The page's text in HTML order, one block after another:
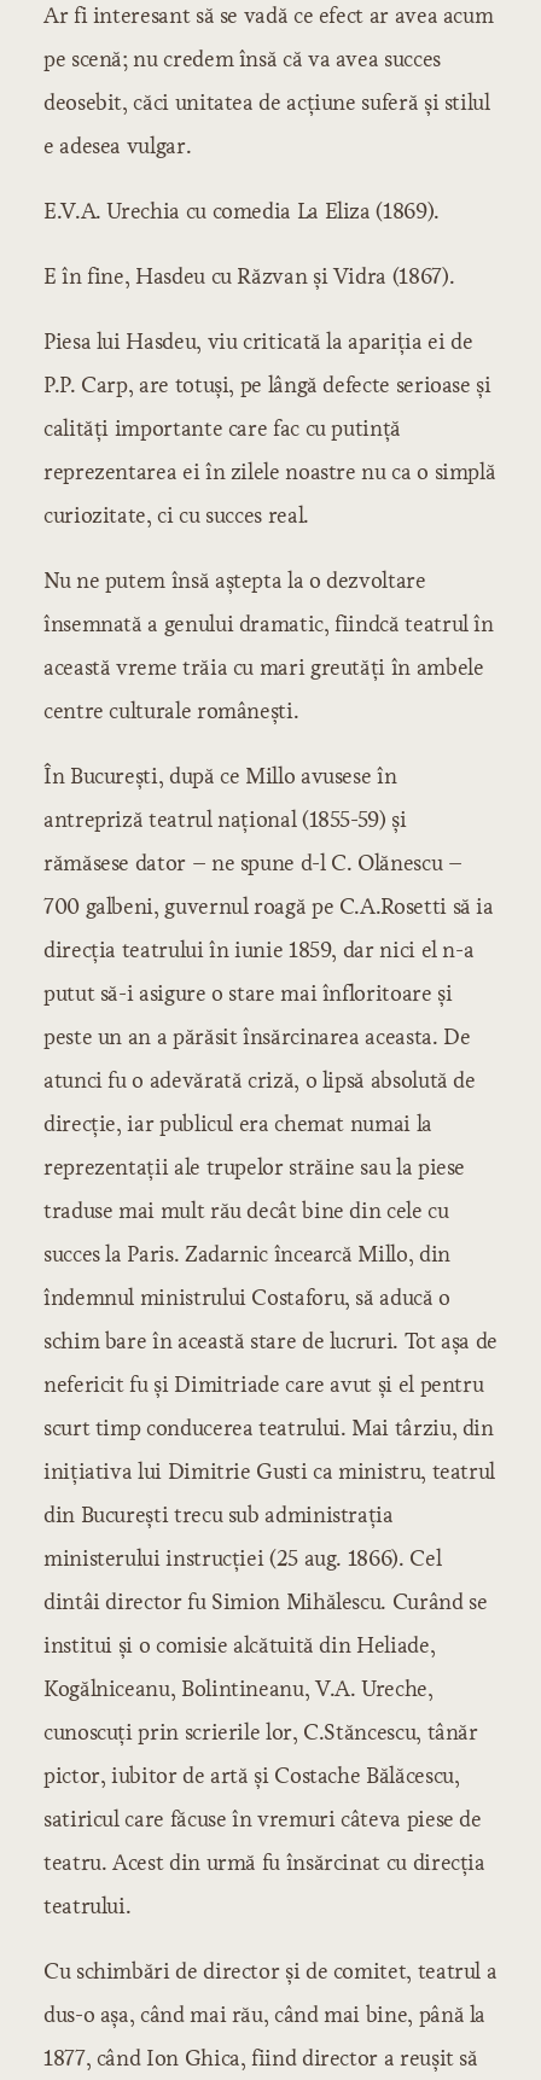
Ar fi interesant să se vadă ce efect ar avea acum
pe scenă; nu credem însă că va avea succes
deosebit, căci unitatea de acţiune suferă şi stilul
e adesea vulgar.
E.V.A. Urechia cu comedia La Eliza (1869).
E în fine, Hasdeu cu Răzvan şi Vidra (1867).
Piesa lui Hasdeu, viu criticată la apariţia ei de
P.P. Carp, are totuşi, pe lângă defecte serioase şi
calităţi importante care fac cu putinţă
reprezentarea ei în zilele noastre nu ca o simplă
curiozitate, ci cu succes real.
Nu ne putem însă aştepta la o dezvoltare
însemnată a genului dramatic, fiindcă teatrul în
această vreme trăia cu mari greutăţi în ambele
centre culturale româneşti.
În Bucureşti, după ce Millo avusese în
antrepriză teatrul naţional (1855-59) şi
rămăsese dator – ne spune d-l C. Olănescu –
700 galbeni, guvernul roagă pe C.A.Rosetti să ia
direcţia teatrului în iunie 1859, dar nici el n-a
putut să-i asigure o stare mai înfloritoare şi
peste un an a părăsit însărcinarea aceasta. De
atunci fu o adevărată criză, o lipsă absolută de
direcţie, iar publicul era chemat numai la
reprezentaţii ale trupelor străine sau la piese
traduse mai mult rău decât bine din cele cu
succes la Paris. Zadarnic încearcă Millo, din
îndemnul ministrului Costaforu, să aducă o
schim bare în această stare de lucruri. Tot aşa de
nefericit fu şi Dimitriade care avut şi el pentru
scurt timp conducerea teatrului. Mai târziu, din
iniţiativa lui Dimitrie Gusti ca ministru, teatrul
din Bucureşti trecu sub administraţia
ministerului instrucţiei (25 aug. 1866). Cel
dintâi director fu Simion Mihălescu. Curând se
institui şi o comisie alcătuită din Heliade,
Kogălniceanu, Bolintineanu, V.A. Ureche,
cunoscuţi prin scrierile lor, C.Stăncescu, tânăr
pictor, iubitor de artă şi Costache Bălăcescu,
satiricul care făcuse în vremuri câteva piese de
teatru. Acest din urmă fu însărcinat cu direcţia
teatrului.
Cu schimbări de director şi de comitet, teatrul a
dus-o aşa, când mai rău, când mai bine, până la
1877, când Ion Ghica, fiind director a reuşit să